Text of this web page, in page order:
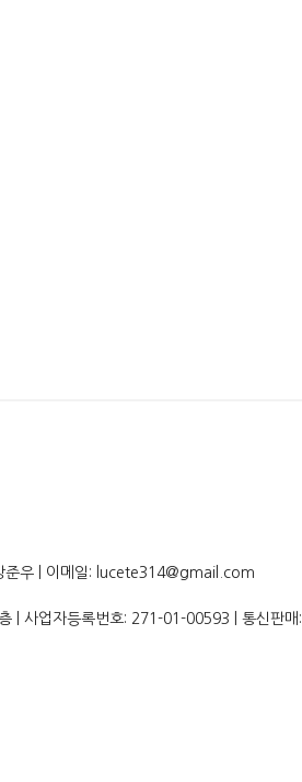
준우 | 이메일: lucete314@gmail.com
| 사업자등록번호: 271-01-00593 | 통신판매: